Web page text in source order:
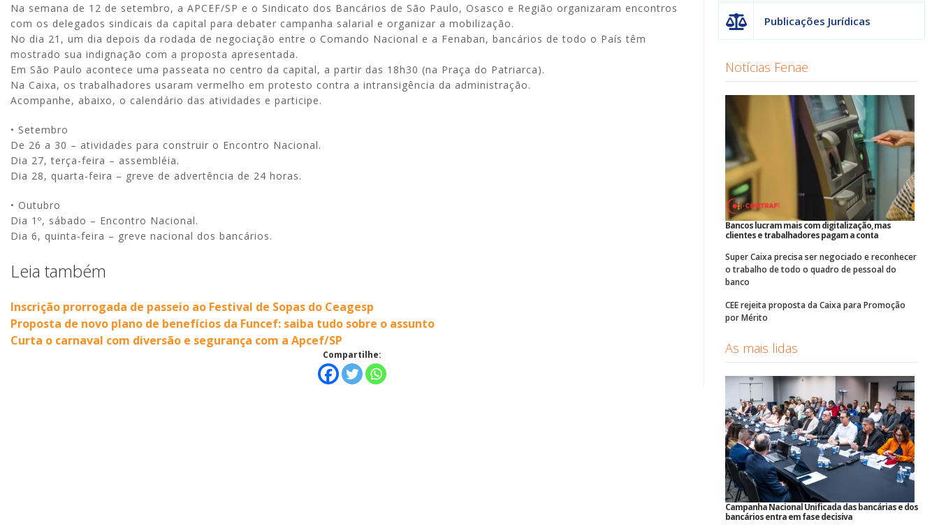
Na semana de 12 de setembro, a APCEF/SP e o Sindicato dos Bancários de São Paulo, Osasco e Região organizaram encontros
com os delegados sindicais da capital para debater campanha salarial e organizar a mobilização.
No dia 21, um dia depois da rodada de negociação entre o Comando Nacional e a Fenaban, bancários de todo o País têm
mostrado sua indignação com a proposta apresentada.
Em São Paulo acontece uma passeata no centro da capital, a partir das 18h30 (na Praça do Patriarca).
Na Caixa, os trabalhadores usaram vermelho em protesto contra a intransigência da administração.
Acompanhe, abaixo, o calendário das atividades e participe.
• Setembro
De 26 a 30 – atividades para construir o Encontro Nacional.
Dia 27, terça-feira – assembléia.
Dia 28, quarta-feira – greve de advertência de 24 horas.
• Outubro
Dia 1º, sábado – Encontro Nacional.
Dia 6, quinta-feira – greve nacional dos bancários.
Leia também
Inscrição prorrogada de passeio ao Festival de Sopas do Ceagesp
Proposta de novo plano de benefícios da Funcef: saiba tudo sobre o assunto
Curta o carnaval com diversão e segurança com a Apcef/SP
Compartilhe:
Publicações Jurídicas
Notícias Fenae
Bancos lucram mais com digitalização, mas
clientes e trabalhadores pagam a conta
Super Caixa precisa ser negociado e reconhecer
o trabalho de todo o quadro de pessoal do
banco
CEE rejeita proposta da Caixa para Promoção
por Mérito
As mais lidas
Campanha Nacional Unificada das bancárias e dos
bancários entra em fase decisiva